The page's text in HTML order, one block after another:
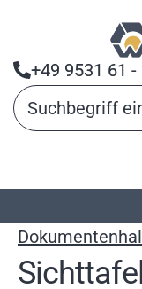
+49 9531 61 -